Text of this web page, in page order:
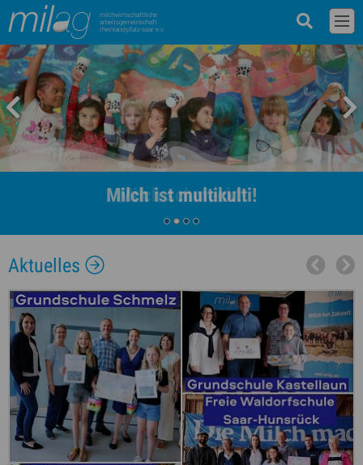
milchwirtschaftliche
arbeitsgemeinschaft
rheinland-pfalz-saar e.v.
Milch ist multikulti!
Aktuelles